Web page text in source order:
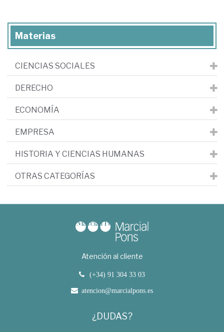
Materias
CIENCIAS SOCIALES
DERECHO
ECONOMÍA
EMPRESA
HISTORIA Y CIENCIAS HUMANAS
OTRAS CATEGORÍAS
Atención al cliente
(+34) 91 304 33 03
atencion@marcialpons.es
¿DUDAS?